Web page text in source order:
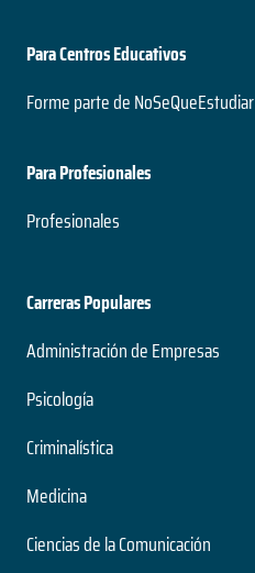
Para Centros Educativos
Forme parte de NoSeQueEstudiar
Para Profesionales
Profesionales
Carreras Populares
Administración de Empresas
Psicología
Criminalística
Medicina
Ciencias de la Comunicación